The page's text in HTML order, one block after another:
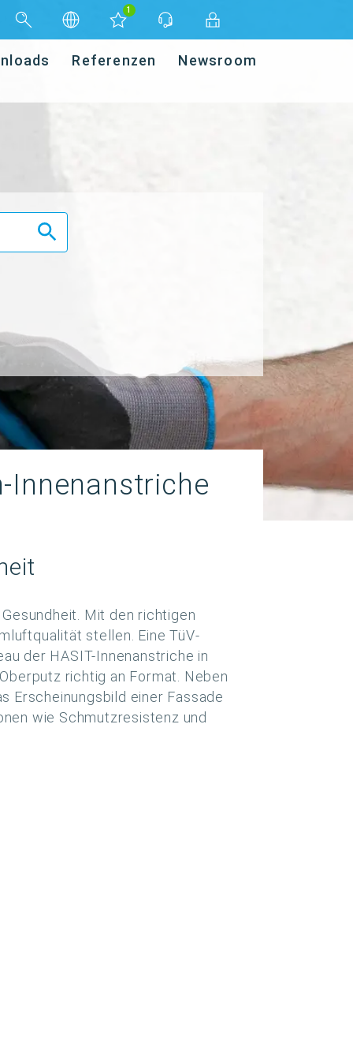
1
Referenzen Newsroom
Innenanstriche
Mit den richtigen
stellen. Eine TüV-
der HASIT-Innenanstriche in
richtig an Format. Neben
Erscheinungsbild einer Fassade
wie Schmutzresistenz und